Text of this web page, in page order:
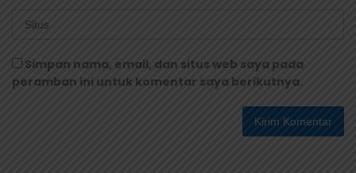
Simpan nama, email, dan situs web saya pada
peramban ini untuk komentar saya berikutnya.